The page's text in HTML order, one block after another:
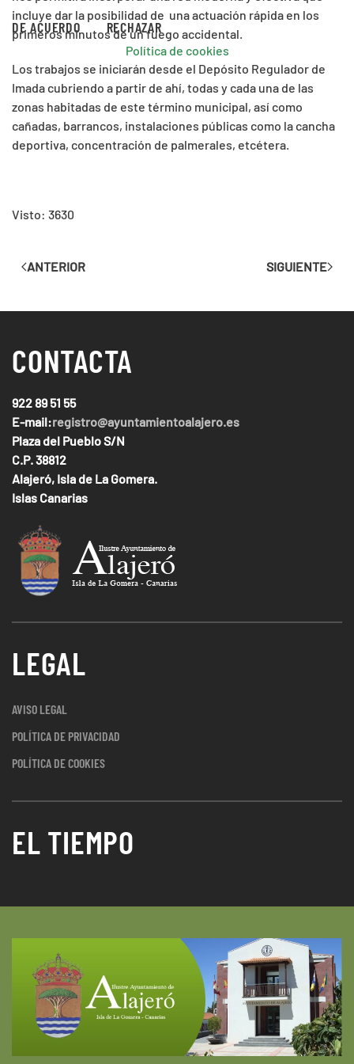
incluye dar la posibilidad de una actuación rápida en los
primeros minutos de un fuego accidental.
Los trabajos se iniciarán desde el Depósito Regulador de
Imada cubriendo a partir de ahí, todas y cada una de las
zonas habitadas de este término municipal, así como
cañadas, barrancos, instalaciones públicas como la cancha
deportiva, concentración de palmerales, etcétera.
Visto: 3630
ANTERIOR SIGUIENTE
CONTACTA
922 89 51 55
E-mail:registro@ayuntamientoalajero.es
Plaza del Pueblo S/N
C.P. 38812
Alajeró, Isla de La Gomera.
Islas Canarias
LEGAL
AVISO LEGAL
POLÍTICA DE PRIVACIDAD
POLÍTICA DE COOKIES
EL TIEMPO
DE ACUERDO RECHAZAR
Política de cookies